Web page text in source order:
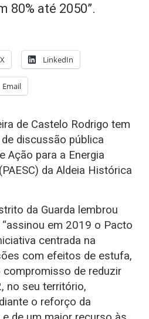
80% até 2050”.
X LinkedIn
Email
de Castelo Rodrigo tem
discussão pública
Ação para a Energia
da Aldeia Histórica
da Guarda lembrou
em 2019 o Pacto
centrada na
com efeitos de estufa,
de reduzir
no seu território,
o reforço da